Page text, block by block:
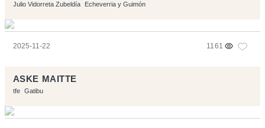
Julio Vidorreta Zubeldía Echeverria y Guimón
2025-11-22 1161
ASKE MAITTE
tfe Gatibu